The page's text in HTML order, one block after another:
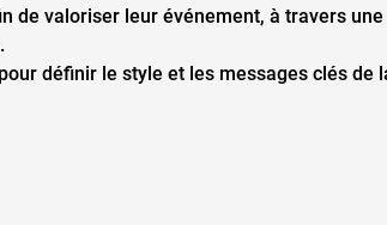
de valoriser leur événement, à travers
définir le style et les messages clés de